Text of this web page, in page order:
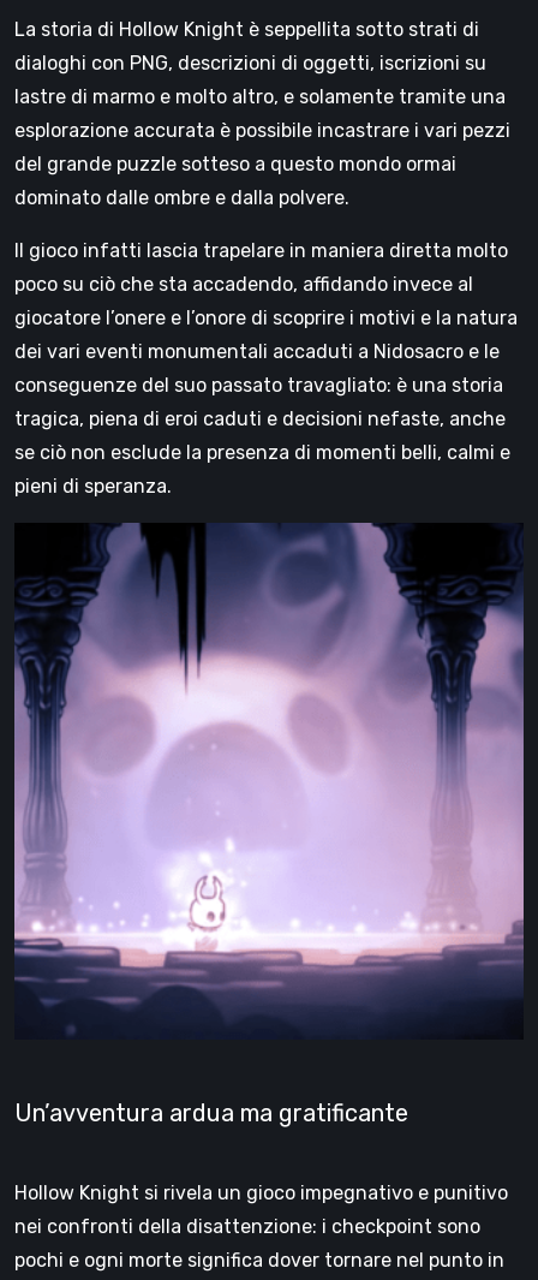
La storia di Hollow Knight è seppellita sotto strati di
dialoghi con PNG, descrizioni di oggetti, iscrizioni su
lastre di marmo e molto altro, e solamente tramite una
esplorazione accurata è possibile incastrare i vari pezzi
del grande puzzle sotteso a questo mondo ormai
dominato dalle ombre e dalla polvere.
Il gioco infatti lascia trapelare in maniera diretta molto
poco su ciò che sta accadendo, affidando invece al
giocatore l’onere e l’onore di scoprire i motivi e la natura
dei vari eventi monumentali accaduti a Nidosacro e le
conseguenze del suo passato travagliato: è una storia
tragica, piena di eroi caduti e decisioni nefaste, anche
se ciò non esclude la presenza di momenti belli, calmi e
pieni di speranza.
Un’avventura ardua ma gratificante
Hollow Knight si rivela un gioco impegnativo e punitivo
nei confronti della disattenzione: i checkpoint sono
pochi e ogni morte significa dover tornare nel punto in